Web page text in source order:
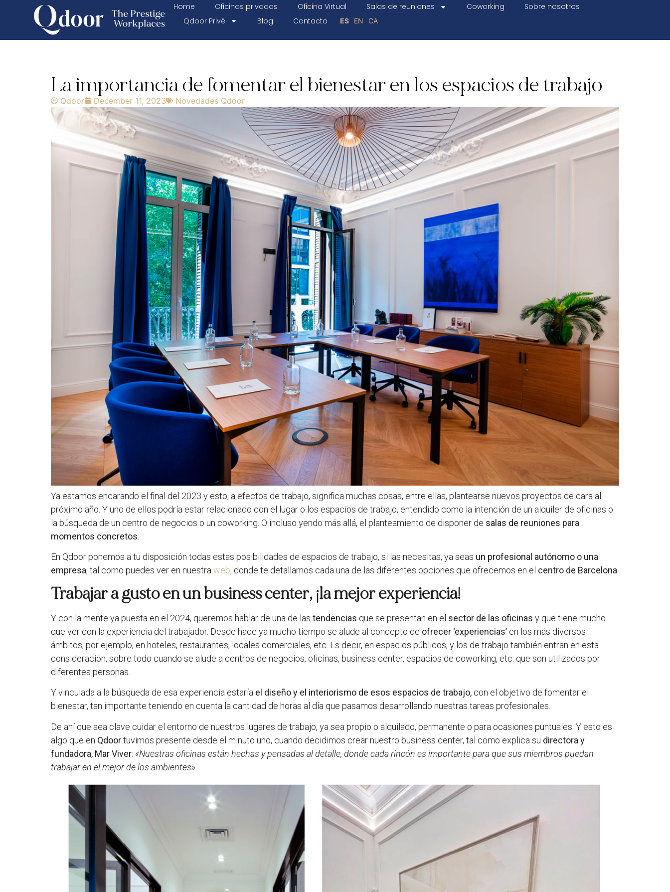
Home Oficinas privadas Oficina Virtual Salas de reuniones Coworking
Sobre nosotros
Qdoor Privé
Blog Contacto ES EN CA
La importancia de fomentar el bienestar en los espacios de trabajo
Qdoor December 11, 2023 Novedades Qdoor
Ya estamos encarando el final del 2023 y esto, a efectos de trabajo, significa muchas cosas, entre ellas, plantearse nuevos proyectos de cara al
próximo año. Y uno de ellos podría estar relacionado con el lugar o los espacios de trabajo, entendido como la intención de un alquiler de oficinas o
la búsqueda de un centro de negocios o un coworking. O incluso yendo más allá, el planteamiento de disponer de salas de reuniones para
momentos concretos
En Qdoor ponemos a tu disposición todas estas posibilidades de espacios de trabajo, si las necesitas, ya seas un profesional autónomo o una
empresa, tal como puedes ver en nuestraweb, donde te detallamos cada una de las diferentes opciones que ofrecemos en el centro de Barcelona.
Trabajar a gusto en un business center, ¡la mejor experiencia!
Y con la mente ya puesta en el 2024, queremos hablar de una de las tendencias que se presentan en el sector de las oficinas y que tiene mucho
que ver con la experiencia del trabajador. Desde hace ya mucho tiempo se alude al concepto de ofrecer ‘experiencias’ en los más diversos
ámbitos, por ejemplo, en hoteles, restaurantes, locales comerciales, etc. Es decir, en espacios públicos, y los de trabajo también entran en esta
consideración, sobre todo cuando se alude a centros de negocios, oficinas, business center, espacios de coworking, etc. que son utilizados por
diferentes personas.
Y vinculada a la búsqueda de esa experiencia estaría el diseño y el interiorismo de esos espacios de trabajo, con el objetivo de fomentar el
bienestar, tan importante teniendo en cuenta la cantidad de horas al día que pasamos desarrollando nuestras tareas profesionales.
De ahí que sea clave cuidar el entorno de nuestros lugares de trabajo, ya sea propio o alquilado, permanente o para ocasiones puntuales. Y esto es
algo que en Qdoortuvimos presente desde el minuto uno, cuando decidimos crear nuestro business center, tal como explica su directora y
fundadora, Mar Viver: «Nuestras oficinas están hechas y pensadas al detalle, donde cada rincón es importante para que sus miembros puedan
trabajar en el mejor de los ambientes»